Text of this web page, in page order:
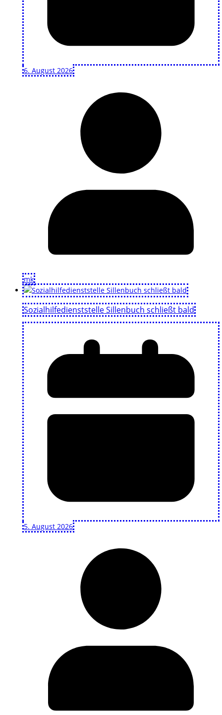
6. August 2026
mk
Sozialhilfedienststelle Sillenbuch schließt bald
5. August 2026